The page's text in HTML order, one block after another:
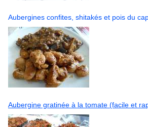
Aubergines confites, shitakés et pois du
Aubergine gratinée à la tomate (facile et